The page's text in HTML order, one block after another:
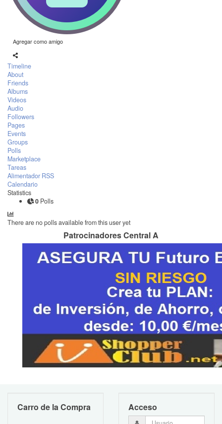
Agregar como amigo
Timeline
About
Friends
Albums
Videos
Audio
Followers
Pages
Events
Groups
Polls
Marketplace
Tareas
Alimentador RSS
Calendario
Statistics
0 Polls
There are no polls available from this user yet
Patrocinadores Central A
Carro de la Compra Acceso